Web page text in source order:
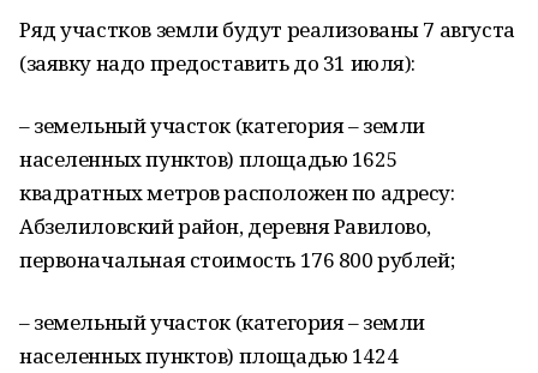
Ряд участков земли будут реализованы 7 августа
(заявку надо предоставить до 31 июля):
– земельный участок (категория – земли
населенных пунктов) площадью 1625
квадратных метров расположен по адресу:
Абзелиловский район, деревня Равилово,
первоначальная стоимость 176 800 рублей;
– земельный участок (категория – земли
населенных пунктов) площадью 1424